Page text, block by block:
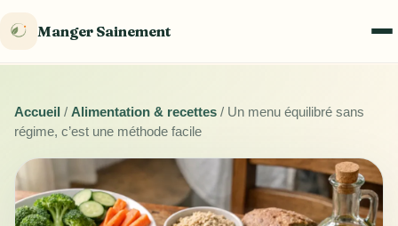
Manger Sainement
Accueil / Alimentation & recettes / Un menu équilibré sans
régime, c’est une méthode facile